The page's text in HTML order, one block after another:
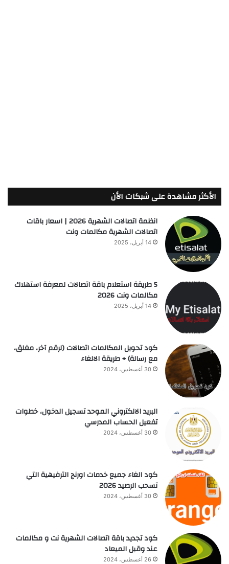
الأكثر مشاهدة على شبكات الأن
انظمة اتصالات الشهرية 2026 | اسعار باقات
اتصالات الشهرية مكالمات ونت
14 أبريل، 2025
5 طريقة استعلام باقة اتصالات لمعرفة استهلاك
مكالمات ونت 2026
14 أبريل، 2025
كود تحويل المكالمات اتصالات (لرقم آخر، مغلق،
مع رسالة) + طريقة الالغاء
30 أغسطس، 2024
البريد الالكتروني الموحد تسجيل الدخول، خطوات
تفعيل الحساب المدرسي
30 أغسطس، 2024
كود الغاء جميع خدمات اورنج الترفيهية التي
تسحب الرصيد 2026
30 أغسطس، 2024
كود تجديد باقة اتصالات الشهرية نت و مكالمات
عند وقبل الميعاد
26 أغسطس، 2024